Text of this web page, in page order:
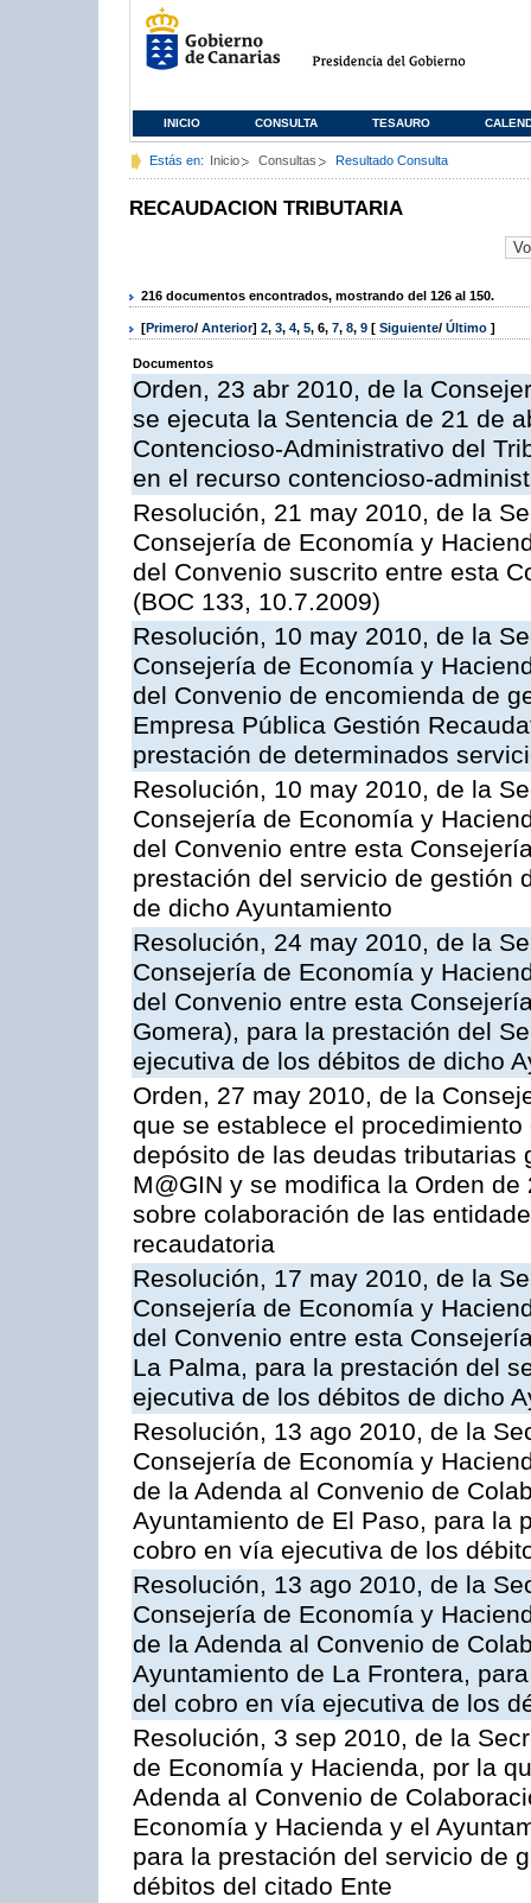
INICIO CONSULTA TESAURO
Estás en: Inicio Consultas Resultado Consulta
RECAUDACION TRIBUTARIA
216 documentos encontrados, mostrando del 126 al 150.
[Primero/ Anterior] 2, 3, 4, 5, 6, 7, 8, 9 [ Siguiente/ Último ]
Documentos
Orden, 23 abr 2010, de la
se ejecuta la Sentencia de 21 de
Contencioso-Administrativo del
en el recurso contencioso-
Resolución, 21 may 2010, de la
Consejería de Economía y
del Convenio suscrito entre esta
(BOC 133, 10.7.2009)
Resolución, 10 may 2010, de la
Consejería de Economía y
del Convenio de encomienda de
Empresa Pública Gestión
prestación de determinados
Resolución, 10 may 2010, de la
Consejería de Economía y
del Convenio entre esta
prestación del servicio de gestión
de dicho Ayuntamiento
Resolución, 24 may 2010, de la
Consejería de Economía y
del Convenio entre esta
Gomera), para la prestación del
ejecutiva de los débitos de dicho
Orden, 27 may 2010, de la
que se establece el
depósito de las deudas
M@GIN y se modifica la Orden
sobre colaboración de las
recaudatoria
Resolución, 17 may 2010, de la
Consejería de Economía y
del Convenio entre esta
La Palma, para la prestación del
ejecutiva de los débitos de dicho
Resolución, 13 ago 2010, de la
Consejería de Economía y
de la Adenda al Convenio de
Ayuntamiento de El Paso, para la
cobro en vía ejecutiva de los
Resolución, 13 ago 2010, de la
Consejería de Economía y
de la Adenda al Convenio de
Ayuntamiento de La Frontera,
del cobro en vía ejecutiva de los
Resolución, 3 sep 2010, de la
de Economía y Hacienda, por la
Adenda al Convenio de
Economía y Hacienda y el
para la prestación del servicio de
débitos del citado Ente